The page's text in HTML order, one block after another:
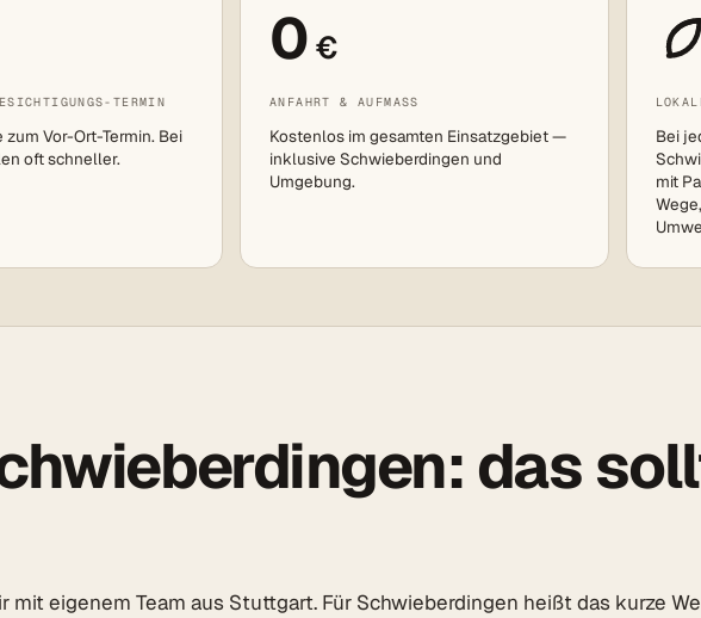
TERMIN
zum Vor-Ort-Termin. Bei
oft schneller.
0 €
ANFAHRT & AUFMASS
Kostenlos im gesamten Einsatzgebiet —
inklusive Schwieberdingen und
Umgebung.
Bei
mit
das
mit eigenem Team aus Stuttgart. Für Schwieberdingen heißt das kurze